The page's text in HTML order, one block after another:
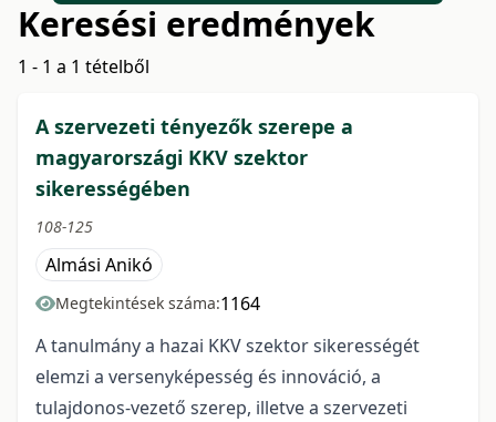
Keresési eredmények
1 - 1 a 1 tételből
A szervezeti tényezők szerepe a
magyarországi KKV szektor
sikerességében
108-125
Almási Anikó
Megtekintések száma:1164
A tanulmány a hazai KKV szektor sikerességét
elemzi a versenyképesség és innováció, a
tulajdonos-vezető szerep, illetve a szervezeti